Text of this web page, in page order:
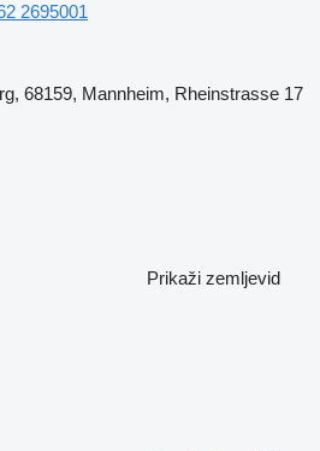
2695001
68159, Mannheim, Rheinstrasse 17
Prikaži zemljevid